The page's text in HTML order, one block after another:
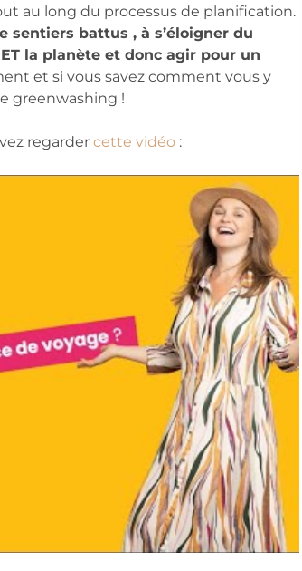
au long du processus de planification.
sentiers battus , à s’éloigner du
la planète et donc agir pour un
et si vous savez comment vous y
greenwashing !
regarder cette vidéo :